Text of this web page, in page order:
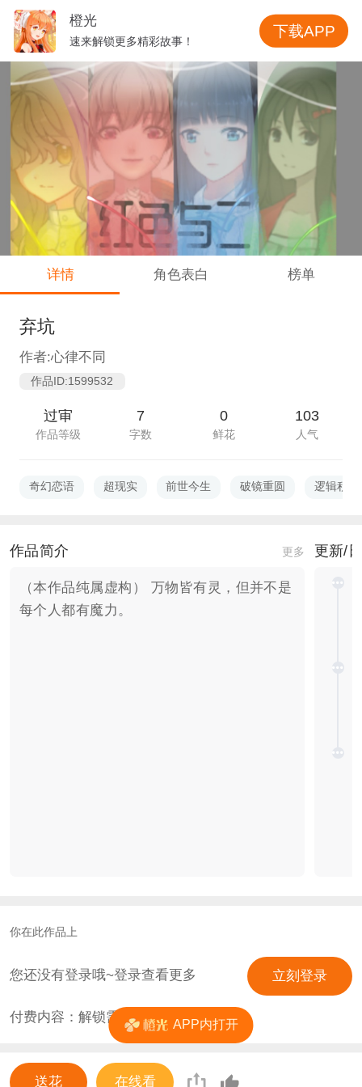
详情 角色表白 榜单
弃坑
作者:心律不同
作品ID:1599532
过审
作品等级
7
字数
0
鲜花
103
人气
奇幻恋语 超现实 前世今生 破镜重圆 逻辑积木
作品简介 更多
（本作品纯属虚构） 万物皆有灵，但并不是
每个人都有魔力。
更新/
你在此作品上
您还没有登录哦~登录查看更多 立刻登录
付费内容：解锁需 0花
送花 在线看
橙光
速来解锁更多精彩故事！
下载APP
APP内打开